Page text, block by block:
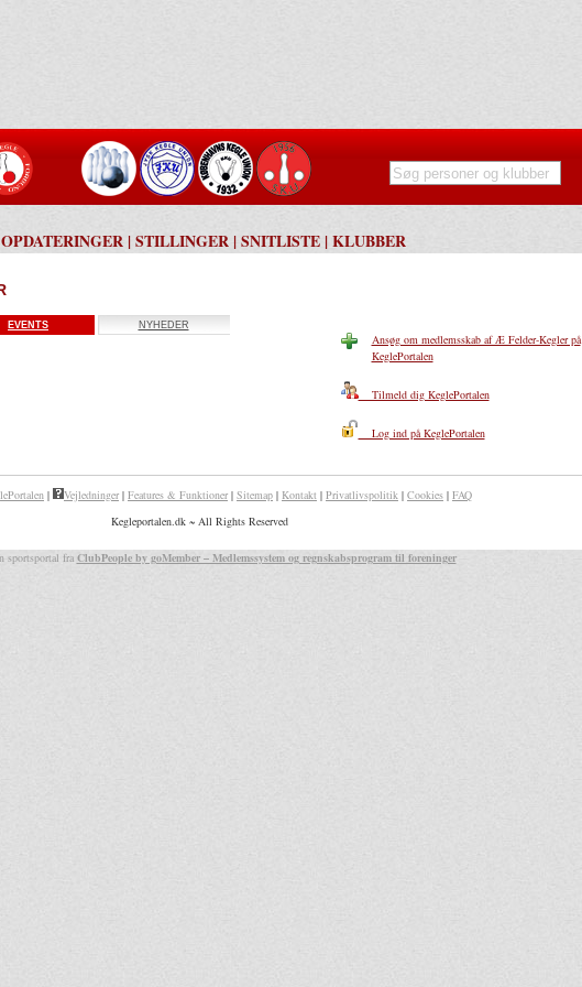
|STILLINGER|SNITLISTE|KLUBBER
EVENTS
NYHEDER
Ansøg om medlemsskab af Æ Felder-Kegler på
KeglePortalen
Tilmeld dig KeglePortalen
Log ind på KeglePortalen
| Vejledninger | Features & Funktioner | Sitemap | Kontakt | Privatlivspolitik | Cookies | FAQ
Kegleportalen.dk ~ All Rights Reserved
sportsportal fra ClubPeople by goMember – Medlemssystem og regnskabsprogram til foreninger